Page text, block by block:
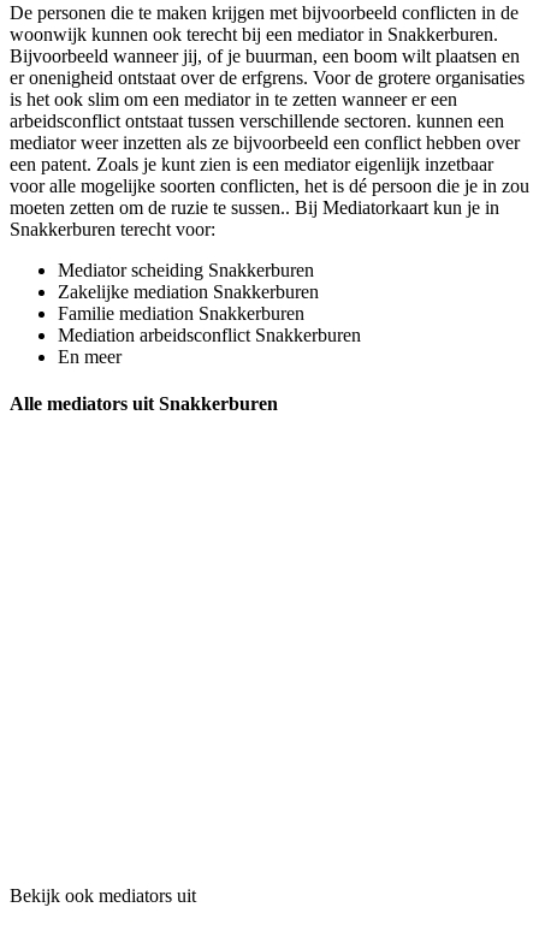
De personen die te maken krijgen met bijvoorbeeld conflicten in de
woonwijk kunnen ook terecht bij een mediator in Snakkerburen.
Bijvoorbeeld wanneer jij, of je buurman, een boom wilt plaatsen en
er onenigheid ontstaat over de erfgrens. Voor de grotere organisaties
is het ook slim om een mediator in te zetten wanneer er een
arbeidsconflict ontstaat tussen verschillende sectoren. kunnen een
mediator weer inzetten als ze bijvoorbeeld een conflict hebben over
een patent. Zoals je kunt zien is een mediator eigenlijk inzetbaar
voor alle mogelijke soorten conflicten, het is dé persoon die je in zou
moeten zetten om de ruzie te sussen.. Bij Mediatorkaart kun je in
Snakkerburen terecht voor:
Mediator scheiding Snakkerburen
Zakelijke mediation Snakkerburen
Familie mediation Snakkerburen
Mediation arbeidsconflict Snakkerburen
En meer
Alle mediators uit Snakkerburen
Bekijk ook mediators uit